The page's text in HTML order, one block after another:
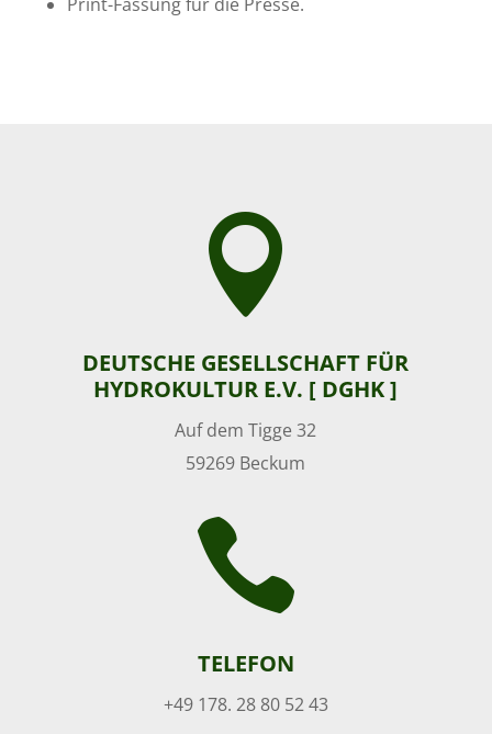

DEUTSCHE GESELLSCHAFT FÜR
HYDROKULTUR E.V. [ DGHK ]
Auf dem Tigge 32
59269 Beckum

TELEFON
+49 178. 28 80 52 43